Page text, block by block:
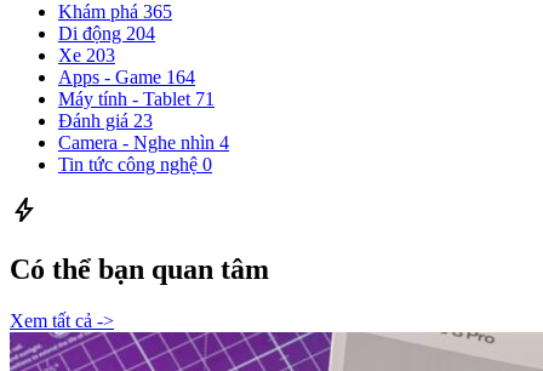
Khám phá 365
Di động 204
Xe 203
Apps - Game 164
Máy tính - Tablet 71
Đánh giá 23
Camera - Nghe nhìn 4
Tin tức công nghệ 0
bolt
Có thể bạn quan tâm
Xem tất cả ->